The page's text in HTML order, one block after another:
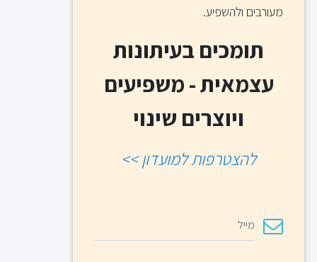
מעורבים ולהשפיע.
תומכים בעיתונות
עצמאית - משפיעים
ויוצרים שינוי
להצטרפות למועדון >>